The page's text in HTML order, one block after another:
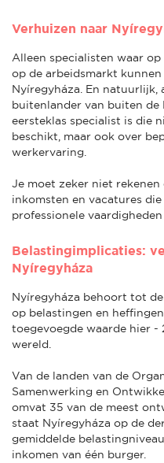
Verhuizen naar
Alleen specialisten waar
op de arbeidsmarkt
Nyíregyháza. En natuurlijk,
buitenlander van buiten de
eersteklas specialist is die
beschikt, maar ook over
werkervaring.
Je moet zeker niet
inkomsten en vacatures
professionele vaardigheden
Belastingimplicaties:
Nyíregyháza
Nyíregyháza behoort tot
op belastingen en
toegevoegde waarde hier -
wereld.
Van de landen van de
Samenwerking en
omvat 35 van de meest
staat Nyíregyháza op de
gemiddelde
inkomen van één burger.